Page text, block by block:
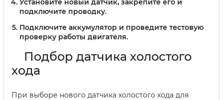
Установите новый датчик, закрепите его и
подключите проводку.
Подключите аккумулятор и проведите тестовую
проверку работы двигателя.
Подбор датчика холостого
хода
При выборе нового датчика холостого хода для